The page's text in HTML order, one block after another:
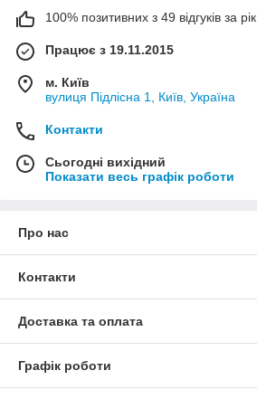
100% позитивних з 49 відгуків за рік
Працює з 19.11.2015
м. Київ
вулиця Підлісна 1, Київ, Україна
Контакти
Сьогодні вихідний
Показати весь графік роботи
Про нас
Контакти
Доставка та оплата
Графік роботи